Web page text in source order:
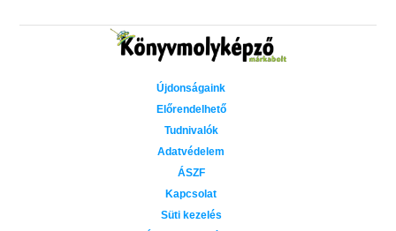
Újdonságaink
Előrendelhető
Tudnivalók
Adatvédelem
ÁSZF
Kapcsolat
Süti kezelés